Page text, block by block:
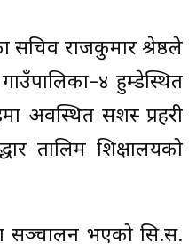
सचिव राजकुमार श्रेष्ठले
हुम्डेस्थित
अवस्थित सशस्त्र प्रहरी
तालिम शिक्षालयको
सञ्चालन भएको सि.स.